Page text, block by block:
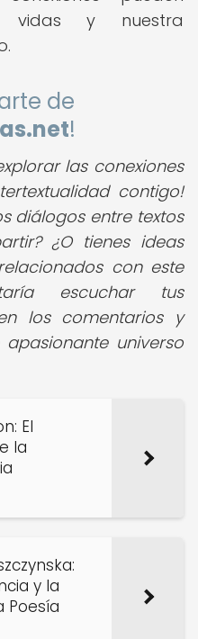
vidas y nuestra
de
!
las conexiones
contigo!
diálogos entre textos
¿O tienes ideas
con este
escuchar tus
los comentarios y
universo
El
la
y la
Poesía